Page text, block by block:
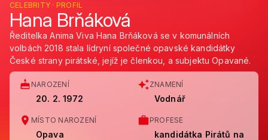
CELEBRITY · PROFIL
Hana Brňáková
Ředitelka Anima Viva Hana Brňáková se v komunálních
volbách 2018 stala lídryní společné opavské kandidátky
České strany pirátské, jejíž je členkou, a subjektu Opavané.
NAROZENÍ
20. 2. 1972
ZNAMENÍ
Vodnář
MÍSTO NAROZENÍ
Opava
PROFESE
kandidátka Pirátů na